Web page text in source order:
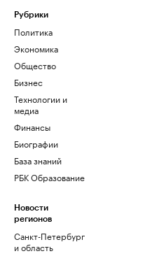
Рубрики
Политика
Экономика
Общество
Бизнес
Технологии и
медиа
Финансы
Биографии
База знаний
РБК Образование
Новости
регионов
Санкт-Петербург
и область